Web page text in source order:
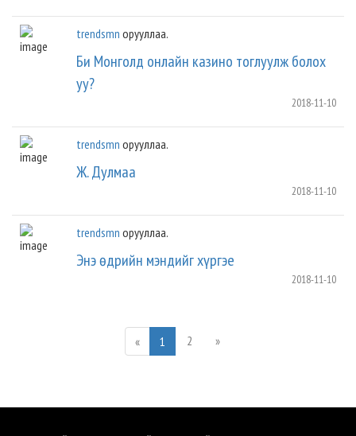
trendsmn орууллаа.
Би Монголд онлайн казино тоглуулж болох
уу?
2018-11-10
trendsmn орууллаа.
Ж. Дулмаа
2018-11-10
trendsmn орууллаа.
Энэ өдрийн мэндийг хүргэе
2018-11-10
« 1 2 »